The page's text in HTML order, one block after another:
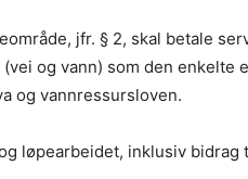
jfr. § 2, skal betale
og vann) som den enkelte
og vannressursloven.
løpearbeidet, inklusiv bidrag